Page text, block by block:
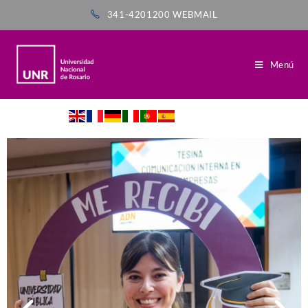
341-4201200WEBMAIL
Menú